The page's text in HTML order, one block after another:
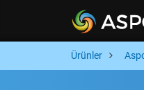
Ürünler